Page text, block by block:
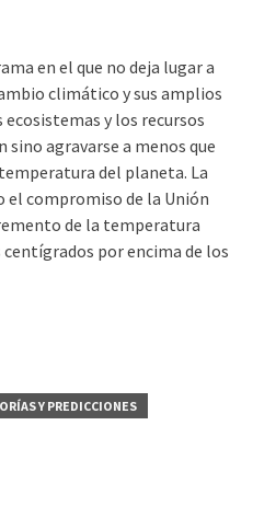
en el que no deja lugar a
climático y sus amplios
y los recursos
sino agravarse a menos que
del planeta. La
el compromiso de la Unión
de la temperatura
por encima de los
Y PREDICCIONES